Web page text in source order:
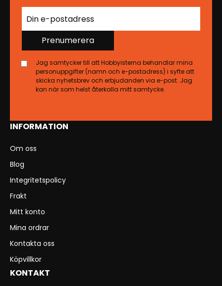
INFORMATION
Om oss
Blog
Integritetspolicy
Frakt
Mitt konto
Mina ordrar
Kontakta oss
Köpvillkor
KONTAKT
Prenumerera
Jag samtycker till att Hobbyisterna behandlar mina
personuppgifter (namn och e-postadress) i syfte att
skicka nyhetsbrev och erbjudanden via e-post. Jag
kan när som helst återkalla mitt samtycke.